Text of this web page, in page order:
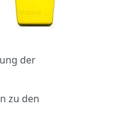
der
zu den